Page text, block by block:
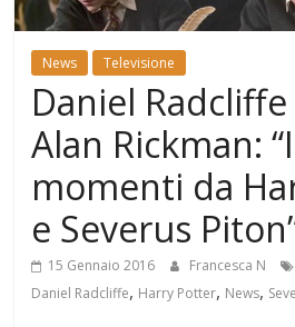
Mondo
News Televisione
Daniel
Alan Rickman:
momenti da
e Severus
15 Gennaio 2016 Francesca N
Daniel Radcliffe, Harry Potter, News,